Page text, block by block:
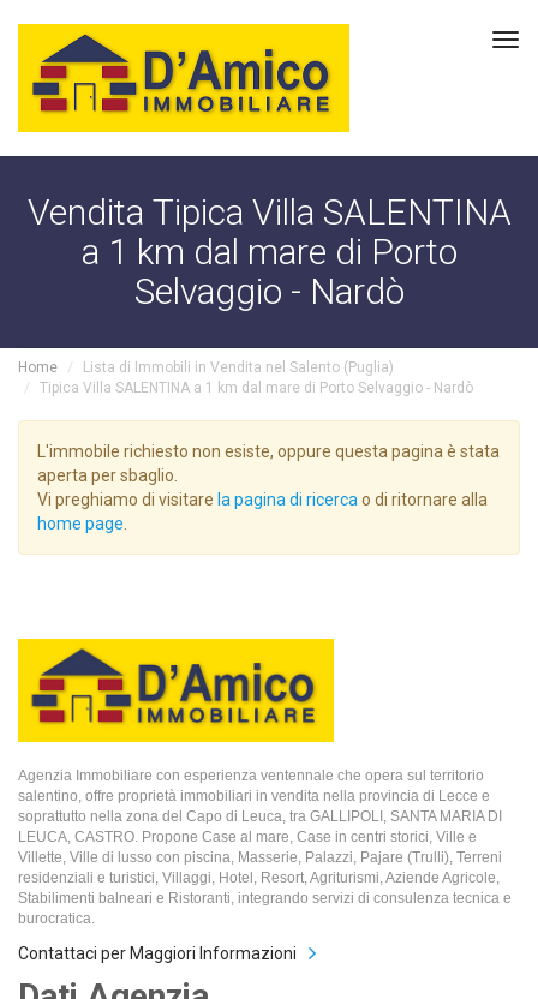
Vendita Tipica Villa SALENTINA
a 1 km dal mare di Porto
Selvaggio - Nardò
Home
Lista di Immobili in Vendita nel Salento (Puglia)
Tipica Villa SALENTINA a 1 km dal mare di Porto Selvaggio - Nardò
L'immobile richiesto non esiste, oppure questa pagina è stata
aperta per sbaglio.
Vi preghiamo di visitare la pagina di ricercao di ritornare alla
home page.
Agenzia Immobiliare con esperienza ventennale che opera sul territorio
salentino, offre proprietà immobiliari in vendita nella provincia di Lecce e
soprattutto nella zona del Capo di Leuca, tra GALLIPOLI, SANTA MARIA DI
LEUCA, CASTRO. Propone Case al mare, Case in centri storici, Ville e
Villette, Ville di lusso con piscina, Masserie, Palazzi, Pajare (Trulli), Terreni
residenziali e turistici, Villaggi, Hotel, Resort, Agriturismi, Aziende Agricole,
Stabilimenti balneari e Ristoranti, integrando servizi di consulenza tecnica e
burocratica.
Contattaci per Maggiori Informazioni